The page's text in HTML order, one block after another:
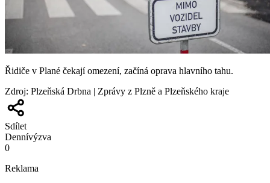
Řidiče v Plané čekají omezení, začíná oprava hlavního tahu.
Zdroj: Plzeňská Drbna | Zprávy z Plzně a Plzeňského kraje
Sdílet
Dennívýzva
0
Reklama